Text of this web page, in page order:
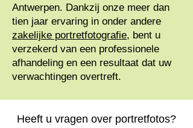
Antwerpen. Dankzij onze meer dan
tien jaar ervaring in onder andere
zakelijke portretfotografie, bent u
verzekerd van een professionele
afhandeling en een resultaat dat uw
verwachtingen overtreft.
Heeft u vragen over portretfotos?